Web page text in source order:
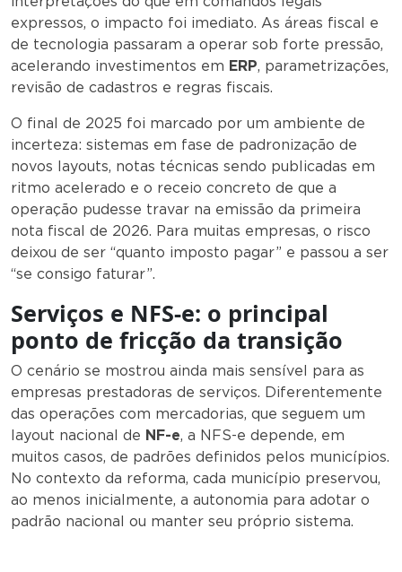
expressos, o impacto foi imediato. As áreas fiscal e
de tecnologia passaram a operar sob forte pressão,
acelerando investimentos em ERP, parametrizações,
revisão de cadastros e regras fiscais.
O final de 2025 foi marcado por um ambiente de
incerteza: sistemas em fase de padronização de
novos layouts, notas técnicas sendo publicadas em
ritmo acelerado e o receio concreto de que a
operação pudesse travar na emissão da primeira
nota fiscal de 2026. Para muitas empresas, o risco
deixou de ser “quanto imposto pagar” e passou a ser
“se consigo faturar”.
Serviços e NFS-e: o principal
ponto de fricção da transição
O cenário se mostrou ainda mais sensível para as
empresas prestadoras de serviços. Diferentemente
das operações com mercadorias, que seguem um
layout nacional de NF-e, a NFS-e depende, em
muitos casos, de padrões definidos pelos municípios.
No contexto da reforma, cada município preservou,
ao menos inicialmente, a autonomia para adotar o
padrão nacional ou manter seu próprio sistema.